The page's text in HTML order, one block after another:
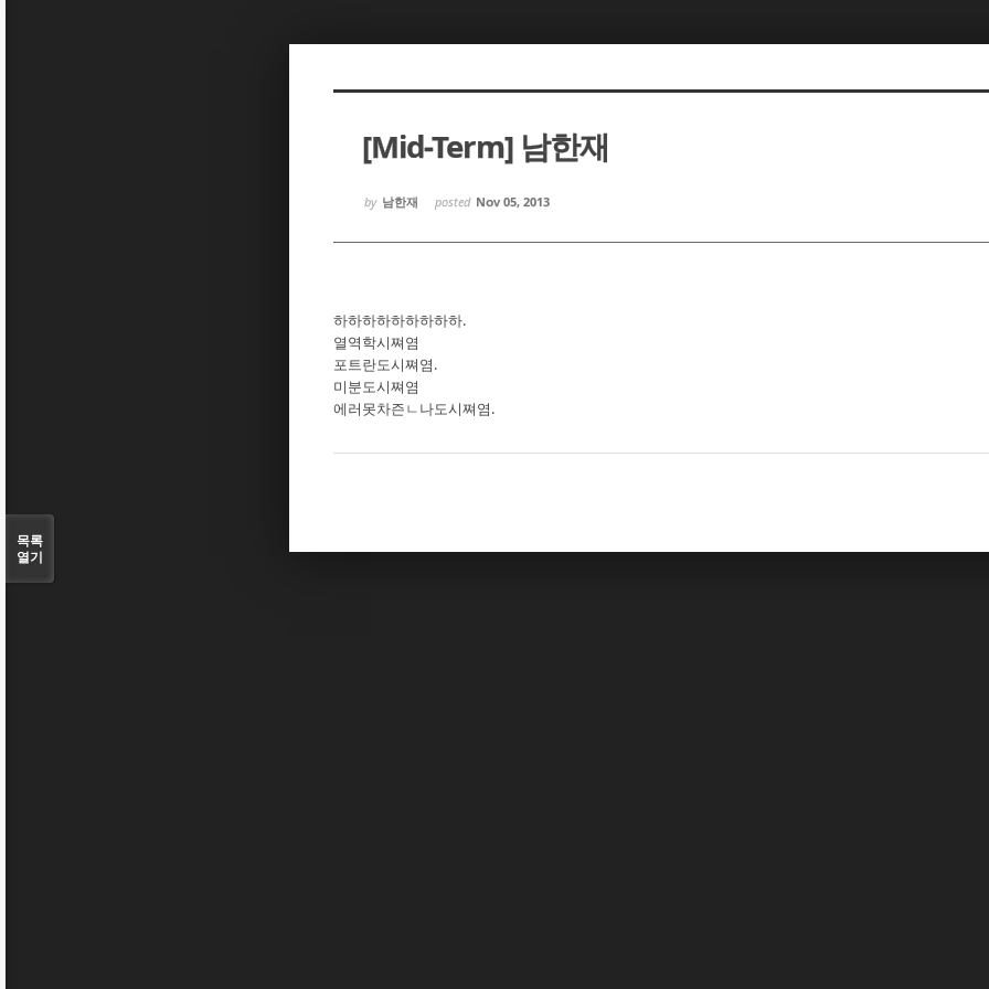
[Mid-Term] 남한재
by 남한재 posted Nov 05, 2013
하하하하하하하하하.
열역학시쪄염
포트란도시쪄염.
미분도시쪄염
에러못차즌ㄴ나도시쪄염.
목록
열기
Sketchbook5, 스케치북5
Sketchbook5, 스케치북5
Sketchbook5, 스케치북5
Sketchbook5, 스케치북5